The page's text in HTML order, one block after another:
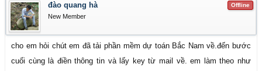
Offline
đào quang hà
New Member
cho em hỏi chút em đã tải phần mềm dự toán Bắc Nam về.đến bước
cuối cùng là điền thông tin và lấy key từ mail về. em làm theo như